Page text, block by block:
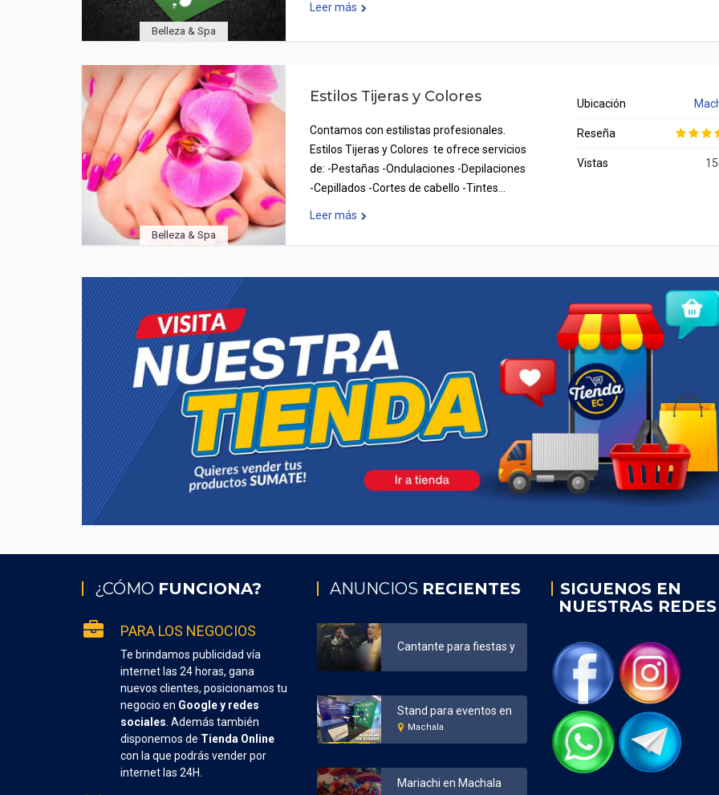
Belleza & Spa
Leer más
Belleza & Spa
Estilos Tijeras y Colores
Contamos con estilistas profesionales.
Estilos Tijeras y Colores te ofrece servicios
de: -Pestañas -Ondulaciones -Depilaciones
-Cepillados -Cortes de cabello -Tintes…
Leer más
Ubicación
Reseña
Vistas
¿CÓMO FUNCIONA?
PARA LOS NEGOCIOS
Te brindamos publicidad vía
internet las 24 horas, gana
nuevos clientes, posicionamos tu
negocio en Google y redes
sociales . Además también
disponemos de Tienda Online
con la que podrás vender por
internet las 24H.
ANUNCIOS RECIENTES
Machala
Mariachi en Machala
SIGUENOS EN
NUESTRAS REDES